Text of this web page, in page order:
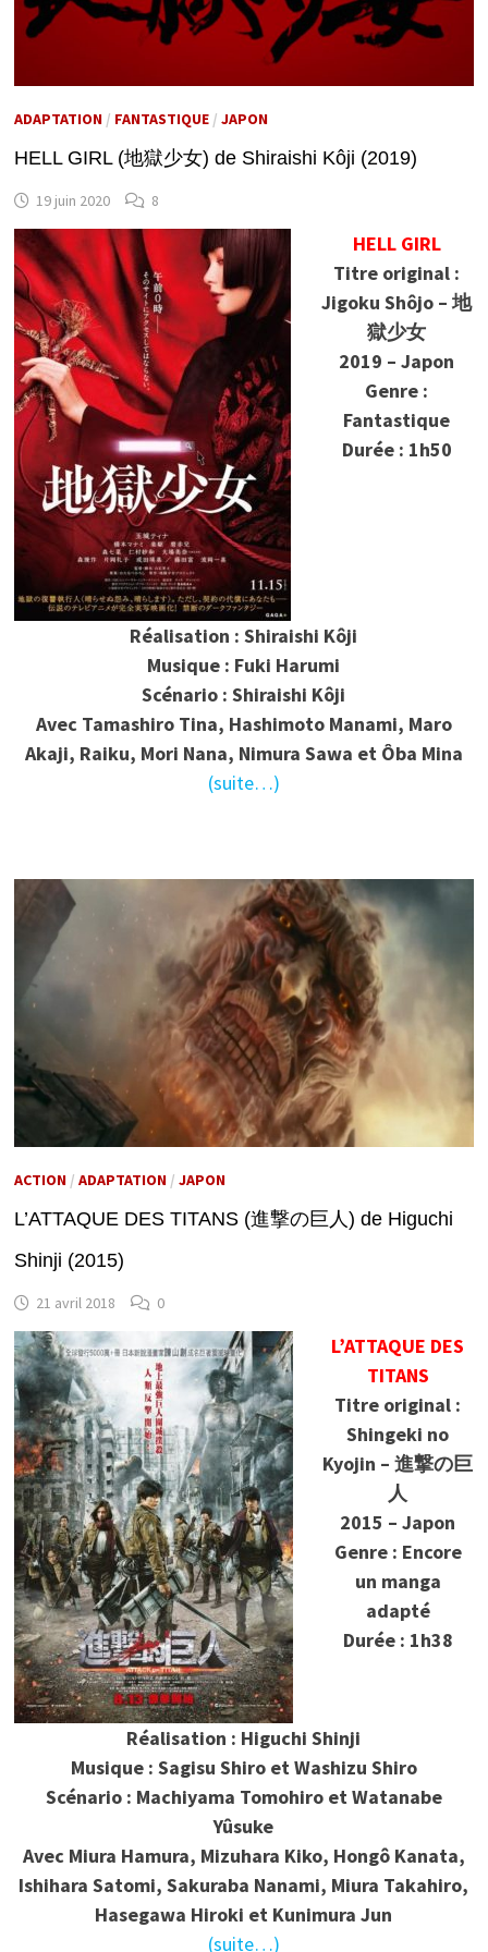
ADAPTATION/ FANTASTIQUE/ JAPON
HELL GIRL (地獄少女) de Shiraishi Kôji (2019)
19 juin 2020 8
HELL GIRL
Titre original :
Jigoku Shôjo – 地
獄少女
2019 – Japon
Genre :
Fantastique
Durée : 1h50
Réalisation : Shiraishi Kôji
Musique : Fuki Harumi
Scénario : Shiraishi Kôji
Avec Tamashiro Tina, Hashimoto Manami, Maro
Akaji, Raiku, Mori Nana, Nimura Sawa et Ôba Mina
(suite…)
ACTION/ ADAPTATION/ JAPON
L’ATTAQUE DES TITANS (進撃の巨人) de Higuchi
Shinji (2015)
21 avril 2018 0
L’ATTAQUE DES
TITANS
Titre original :
Shingeki no
Kyojin – 進撃の巨
人
2015 – Japon
Genre : Encore
un manga
adapté
Durée : 1h38
Réalisation : Higuchi Shinji
Musique : Sagisu Shiro et Washizu Shiro
Scénario : Machiyama Tomohiro et Watanabe
Yûsuke
Avec Miura Hamura, Mizuhara Kiko, Hongô Kanata,
Ishihara Satomi, Sakuraba Nanami, Miura Takahiro,
Hasegawa Hiroki et Kunimura Jun
(suite…)